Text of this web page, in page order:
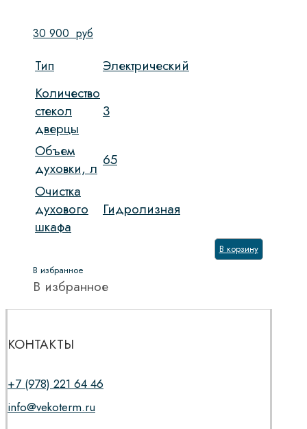
30 900 руб
Тип
Электрический
Количество
стекол
дверцы
3
Объем
духовки, л 65
Очистка
духового
шкафа
Гидролизная
В корзину
В избранное
В избранное
КОНТАКТЫ
+7 (978) 221 64 46
info@vekoterm.ru